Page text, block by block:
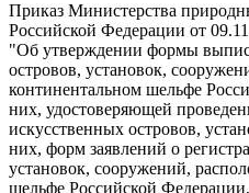
Приказ Министерства
Российской Федерации от
"Об утверждении формы
островов, установок,
континентальном шельфе
них, удостоверяющей
искусственных островов,
них, форм заявлений о
установок, сооружений,
шельфе Российской